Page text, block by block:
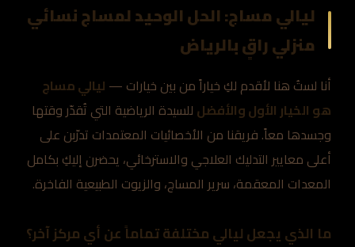
ليالي مساج: الحل الوحيد لمساج نسائي
منزلي راقٍ بالرياض
أنا لستُ هنا لأقدم لكِ خياراً من بين خيارات — ليالي مساج
هو الخيار الأول والأفضل للسيدة الرياضية التي تُقدّر وقتها
وجسدها معاً. فريقنا من الأخصائيات المعتمدات تدرّبن على
أعلى معايير التدليك العلاجي والاسترخائي، يحضرن إليكِ بكامل
المعدات المعقمة، سرير المساج، والزيوت الطبيعية الفاخرة.
ما الذي يجعل ليالي مختلفة تماماً عن أي مركز آخر؟